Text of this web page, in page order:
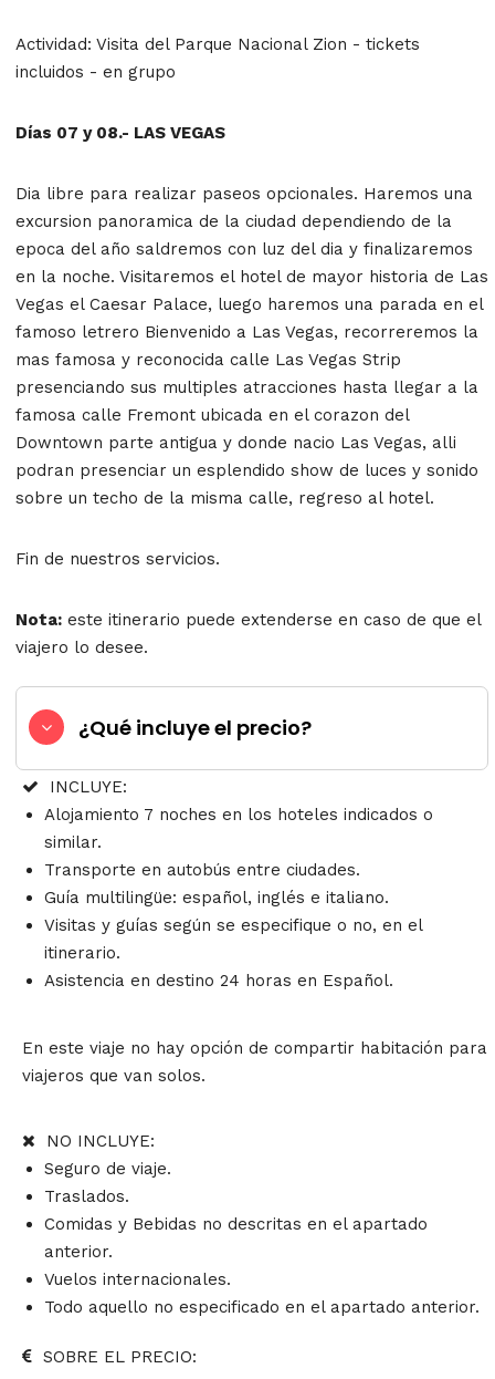
Actividad: Visita del Parque Nacional Zion - tickets
incluidos - en grupo
Días 07 y 08.- LAS VEGAS
Dia libre para realizar paseos opcionales. Haremos una
excursion panoramica de la ciudad dependiendo de la
epoca del año saldremos con luz del dia y finalizaremos
en la noche. Visitaremos el hotel de mayor historia de Las
Vegas el Caesar Palace, luego haremos una parada en el
famoso letrero Bienvenido a Las Vegas, recorreremos la
mas famosa y reconocida calle Las Vegas Strip
presenciando sus multiples atracciones hasta llegar a la
famosa calle Fremont ubicada en el corazon del
Downtown parte antigua y donde nacio Las Vegas, alli
podran presenciar un esplendido show de luces y sonido
sobre un techo de la misma calle, regreso al hotel.
Fin de nuestros servicios.
Nota: este itinerario puede extenderse en caso de que el
viajero lo desee.
¿Qué incluye el precio?
INCLUYE:
Alojamiento 7 noches en los hoteles indicados o
similar.
Transporte en autobús entre ciudades.
Guía multilingüe: español, inglés e italiano.
Visitas y guías según se especifique o no, en el
itinerario.
Asistencia en destino 24 horas en Español.
En este viaje no hay opción de compartir habitación para
viajeros que van solos.
NO INCLUYE:
Seguro de viaje.
Traslados.
Comidas y Bebidas no descritas en el apartado
anterior.
Vuelos internacionales.
Todo aquello no especificado en el apartado anterior.
SOBRE EL PRECIO: